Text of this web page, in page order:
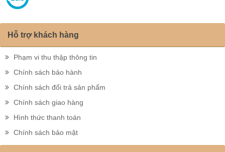
Hỗ trợ khách hàng
Phạm vi thu thập thông tin
Chính sách bảo hành
Chính sách đổi trả sản phẩm
Chính sách giao hàng
Hình thức thanh toán
Chính sách bảo mật